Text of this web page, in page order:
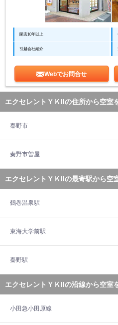
開店10年以上
引越会社紹介
Webでお問合せ
エクセレントＹＫIIの住所から空室
秦野市
秦野市曽屋
エクセレントＹＫIIの最寄駅から空
鶴巻温泉駅
東海大学前駅
秦野駅
エクセレントＹＫIIの沿線から空室
小田急小田原線